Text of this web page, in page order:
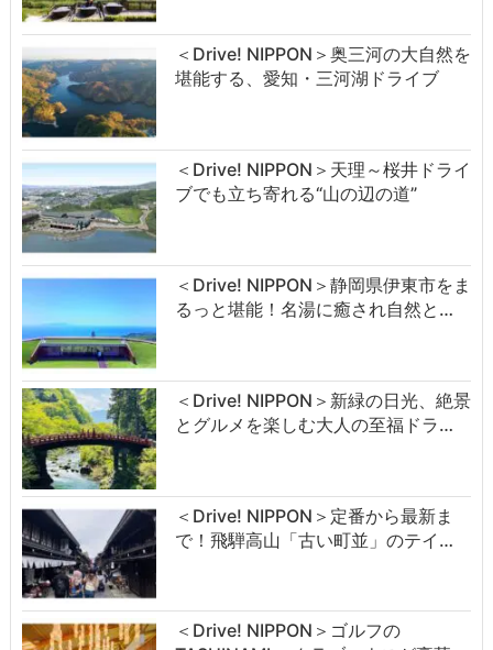
＜Drive! NIPPON＞奥三河の大自然を
堪能する、愛知・三河湖ドライブ
＜Drive! NIPPON＞天理～桜井ドライ
ブでも立ち寄れる“山の辺の道”
＜Drive! NIPPON＞静岡県伊東市をま
るっと堪能！名湯に癒され自然と…
＜Drive! NIPPON＞新緑の日光、絶景
とグルメを楽しむ大人の至福ドラ…
＜Drive! NIPPON＞定番から最新ま
で！飛騨高山「古い町並」のテイ…
＜Drive! NIPPON＞ゴルフの